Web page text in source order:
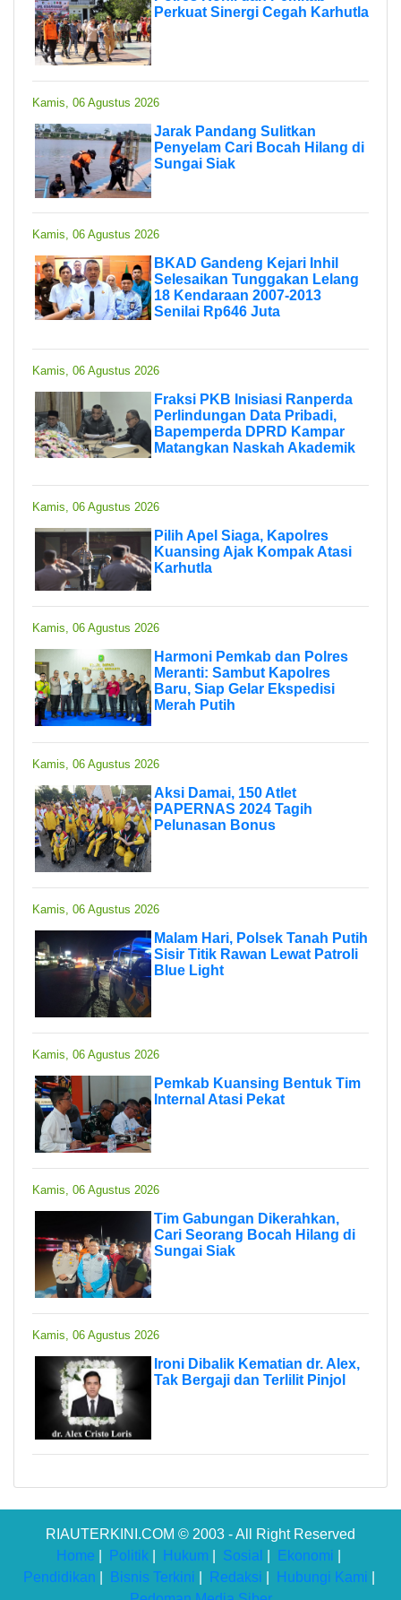
Perkuat Sinergi Cegah Karhutla
Kamis, 06 Agustus 2026
Jarak Pandang Sulitkan
Penyelam Cari Bocah Hilang di
Sungai Siak
Kamis, 06 Agustus 2026
BKAD Gandeng Kejari Inhil
Selesaikan Tunggakan Lelang
18 Kendaraan 2007-2013
Senilai Rp646 Juta
Kamis, 06 Agustus 2026
Fraksi PKB Inisiasi Ranperda
Perlindungan Data Pribadi,
Bapemperda DPRD Kampar
Matangkan Naskah Akademik
Kamis, 06 Agustus 2026
Pilih Apel Siaga, Kapolres
Kuansing Ajak Kompak Atasi
Karhutla
Kamis, 06 Agustus 2026
Harmoni Pemkab dan Polres
Meranti: Sambut Kapolres
Baru, Siap Gelar Ekspedisi
Merah Putih
Kamis, 06 Agustus 2026
Aksi Damai, 150 Atlet
PAPERNAS 2024 Tagih
Pelunasan Bonus
Kamis, 06 Agustus 2026
Malam Hari, Polsek Tanah Putih
Sisir Titik Rawan Lewat Patroli
Blue Light
Kamis, 06 Agustus 2026
Pemkab Kuansing Bentuk Tim
Internal Atasi Pekat
Kamis, 06 Agustus 2026
Tim Gabungan Dikerahkan,
Cari Seorang Bocah Hilang di
Sungai Siak
Kamis, 06 Agustus 2026
Ironi Dibalik Kematian dr. Alex,
Tak Bergaji dan Terlilit Pinjol
RIAUTERKINI.COM © 2003 - All Right Reserved
Home
Politik Hukum Sosial Ekonomi
Pendidikan
Bisnis Terkini Redaksi Hubungi Kami